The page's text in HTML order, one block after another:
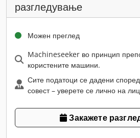
разгледување
Можен преглед
Machineseeker во принцип
користените машини.
Сите податоци се дадени
совест – уверете се лично на
Закажете